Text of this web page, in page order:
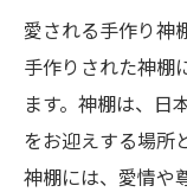
愛される手作り神
手作りされた神棚
ます。神棚は、日
をお迎えする場所
神棚には、愛情や